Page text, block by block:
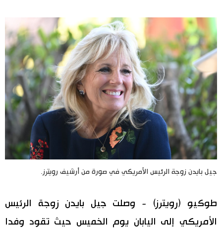
اليابان في فيديو
مانغا وأنيمي
علوم وتكنولوجيا
الأقسام
صور
أشخاص
سياسة
الأكثر تفاعلا
اللغة اليابانية
هو وهي
تواصل معنا
جيل بايدن زوجة الرئيس الأمريكي في صورة من أرشيف رويترز.
طوكيو (رويترز) - وصلت جيل بايدن زوجة الرئيس
الأمريكي إلى اليابان يوم الخميس حيث تقود وفدا